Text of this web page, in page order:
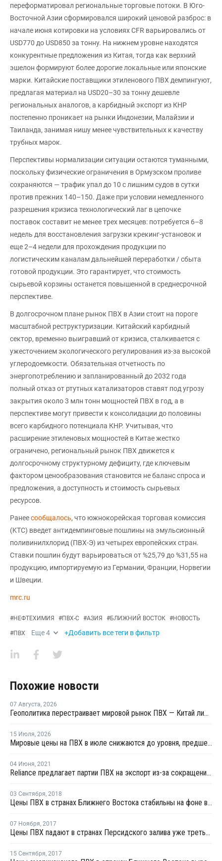
переформатировал региональные торговые потоки. В Юго-
Восточной Азии сформировался широкий ценовой разброс: в
начале июня котировки на условиях CFR варьировались от
USD770 до USD850 за тонну. На нижнем уровне находятся
конкурентные предложения из Китая, тогда как верхний
эшелон формируют более дорогие локальные или японские
марки. Китайские поставщики этиленового ПВХ демпингуют,
предлагая материал на USD20–30 за тонну дешевле
региональных аналогов, а карбидный экспорт из КНР
постепенно проникает на рынки Индонезии, Малайзии и
Таиланда, занимая нишу менее чувствительных к качеству
трубных марок.
Перспективы нормализации ситуации остаются туманными,
поскольку физические ограничения в Ормузском проливе
сохраняются — трафик упал до 10 с лишним судов в сутки
против прежних 140–150. Даже при условии немедленного
разрешения кризиса технологический лаг в цепочке
поставок составит не менее трех месяцев: потребуется 6–8
недель для восстановления загрузки крекинг-установок и
еще 2–4 недели для прохождения продукции по
логистическим каналам дальнейшей переработки / сбыта
готовой продукции. Это гарантирует, что стоимость
сырьевой корзины останется повышенной в среднесрочной
перспективе.
В долгосрочном плане рынок ПВХ в Азии стоит на пороге
масштабной реструктуризации. Китайский карбидный
сектор, временно выигравший от кризиса, сталкивается с
ужесточением экологического регулирования из-за высокой
углеродоемкости. Обязательная отчетность по
энергопотреблению и запланированный до 2032 года
полный отказ от ртутных катализаторов ставят под угрозу
закрытия около 3 млн тонн мощностей ПВХ в год, а в
перспективе могут привести к консолидации до половины
всего карбидного потенциала КНР. Учитывая, что
расширение этиленовых мощностей в Китае жестко
ограничено, региональный рынок ПВХ движется к
долгосрочному структурному дефициту, где ключевым
фактором ценообразования становится не баланс спроса и
предложения, а доступность и стоимость сырьевых
ресурсов.
Ранеесообщалось, что южнокорейская торговая комиссия
(KTC) введет антидемпинговые пошлины на эмульсионный
поливинилхлорид (ПВХ-Э) из четырех европейских стран.
Ставки пошлин будут варьироваться от %25,79 до %31,55 на
продукцию, импортируемую из Германии, Франции, Норвегии
и Швеции.
mrc.ru
#НЕФТЕХИМИЯ #ПВХ-С #АЗИЯ #БЛИЖНИЙ ВОСТОК #НОВОСТЬ
#ПВХ Еще4 +Добавить все теги в фильтр
Похожие новости
07 Августа, 2026
Геополитика перестраивает мировой рынок ПВХ — Китай лидирует в экспорте
15 Июля, 2026
Мировые цены на ПВХ в июле снижаются до уровня, предшествовавшего конфликту на Ближнем Востоке
04 Июня, 2021
Reliance предлагает партии ПВХ на экспорт из-за сокращения внутреннего спроса
03 Сентября, 2018
Цены ПВХ в странах Ближнего Востока стабильны на фоне вялых переговоров
07 Ноября, 2017
Цены ПВХ падают в странах Персидского залива уже третью неделю подряд
15 Сентября, 2017